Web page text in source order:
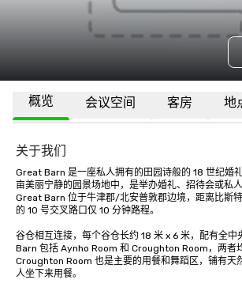
概览 会议空间 客房 地
关于我们
Great Barn 是一座私人拥有的田园诗般的 18 世纪婚
亩美丽宁静的园景场地中，是举办婚礼、招待会或私人
Great Barn 位于牛津郡/北安普敦郡边境，距离比斯
的 10 号交叉路口仅 10 分钟路程。
谷仓相互连接，每个谷仓长约 18 米 x 6 米，配有全
Barn 包括 Aynho Room 和 Croughton Room，两者
Croughton Room 也是主要的用餐和舞蹈区，铺有天
人坐下来用餐。